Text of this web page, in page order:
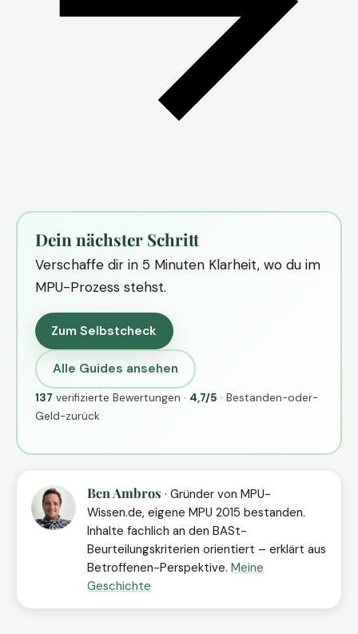
Dein nächster Schritt
Verschaffe dir in 5 Minuten Klarheit, wo du im
MPU-Prozess stehst.
Zum Selbstcheck
Alle Guides ansehen
137 verifizierte Bewertungen · 4,7/5 · Bestanden-oder-
Geld-zurück
Ben Ambros · Gründer von MPU-
Wissen.de, eigene MPU 2015 bestanden.
Inhalte fachlich an den BASt-
Beurteilungskriterien orientiert – erklärt aus
Betroffenen-Perspektive. Meine
Geschichte